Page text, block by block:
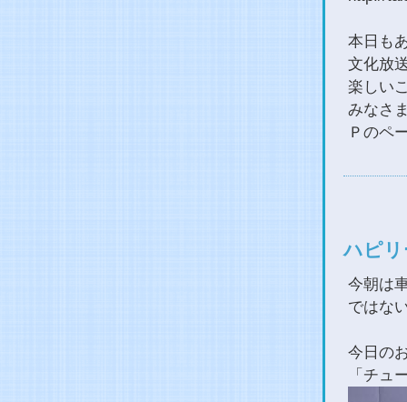
本日も
文化放
楽しい
みなさ
Ｐのペ
ハピリ
今朝は
ではな
今日の
「チュ